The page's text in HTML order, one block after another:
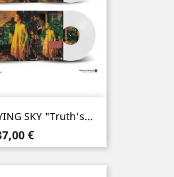
SKY "Truth's...
€